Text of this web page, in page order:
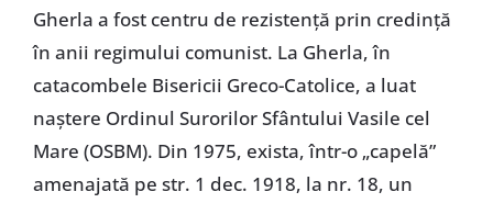
Gherla a fost centru de rezistență prin credință
în anii regimului comunist. La Gherla, în
catacombele Bisericii Greco-Catolice, a luat
naștere Ordinul Surorilor Sfântului Vasile cel
Mare (OSBM). Din 1975, exista, într-o „capelă”
amenajată pe str. 1 dec. 1918, la nr. 18, un